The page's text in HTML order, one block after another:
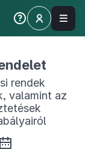
rendek
valamint az